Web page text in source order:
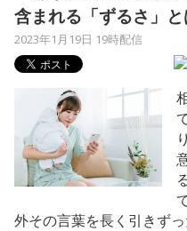
含まれる「ずるさ」と
2023年1月19日 19時配信
外その言葉を長く引きずっ